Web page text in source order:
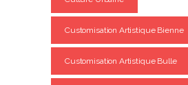
Customisation Artistique Bienne
Customisation Artistique Bulle